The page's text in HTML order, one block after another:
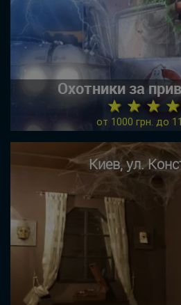
Охотники за
★ ★ ★
от 1000 грн. до
Киев, ул.